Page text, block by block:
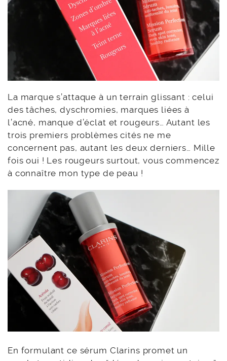
La marque s’attaque à un terrain glissant : celui
des tâches, dyschromies, marques liées à
l’acné, manque d’éclat et rougeurs… Autant les
trois premiers problèmes cités ne me
concernent pas, autant les deux derniers… Mille
fois oui ! Les rougeurs surtout, vous commencez
à connaître mon type de peau !
En formulant ce sérum Clarins promet un